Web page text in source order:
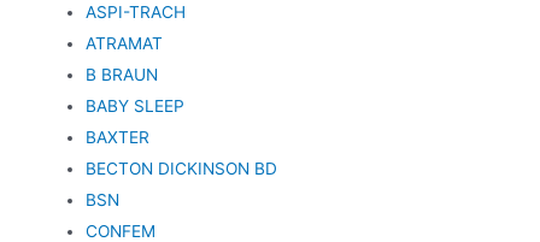
ASPI-TRACH
ATRAMAT
B BRAUN
BABY SLEEP
BAXTER
BECTON DICKINSON BD
BSN
CONFEM